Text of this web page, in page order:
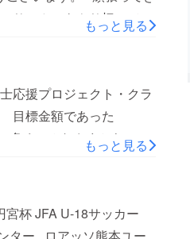
点者：田尻） 悔しくも
きます。 暑い中の戦いで
日は、トップチームも
します。 開場は、えが
きますが、チームはしっ
熱いご声援を送ってい
ております。
サッカーをやり切ってき
もっと見る
応援プロジェクト・クラ
目標金額であった
くのみなさまからのご
たちは全国大会に向け
東京、ジュビロ磐
】 ①7月22日（日）9時
もっと見る